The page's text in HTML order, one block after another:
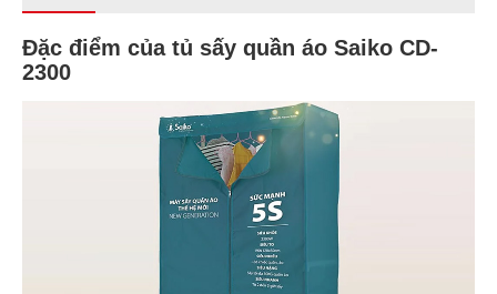
Đặc điểm của tủ sấy quần áo Saiko CD-
2300